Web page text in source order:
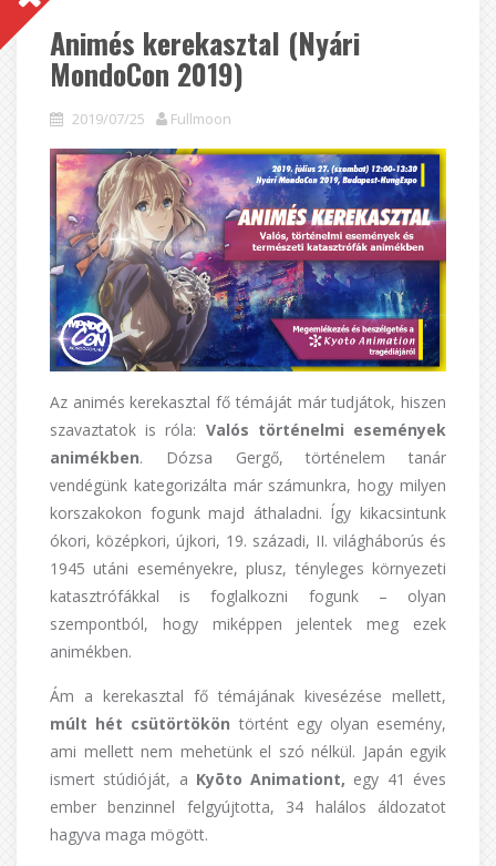
Animés kerekasztal (Nyári
MondoCon 2019)
2019/07/25 Fullmoon
Az animés kerekasztal fő témáját már tudjátok, hiszen
szavaztatok is róla: Valós történelmi események
animékben. Dózsa Gergő, történelem tanár
vendégünk kategorizálta már számunkra, hogy milyen
korszakokon fogunk majd áthaladni. Így kikacsintunk
ókori, középkori, újkori, 19. századi, II. világháborús és
1945 utáni eseményekre, plusz, tényleges környezeti
katasztrófákkal is foglalkozni fogunk – olyan
szempontból, hogy miképpen jelentek meg ezek
animékben.
Ám a kerekasztal fő témájának kivesézése mellett,
múlt hét csütörtökön történt egy olyan esemény,
ami mellett nem mehetünk el szó nélkül. Japán egyik
ismert stúdióját, a Kyōto Animationt, egy 41 éves
ember benzinnel felgyújtotta, 34 halálos áldozatot
hagyva maga mögött.